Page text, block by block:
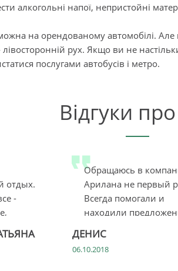
алкогольні напої, непристойні
на орендованому автомобілі. Але
лівосторонній рух. Якщо ви не
послугами автобусів і метро.
Відгуки
отдых.
-
Обращаюсь в
Арилана не первый
Всегда помогали и
находили
ДЕНИС
06.10.2018